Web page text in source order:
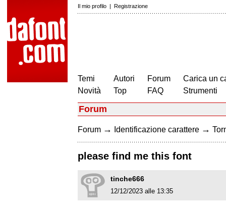
Il mio profilo | Registrazione
Temi
Novità
Autori
Top
Forum
FAQ
Carica un
Strumenti
Forum
Forum → Identificazione carattere →
please find me this font
tinche666
12/12/2023 alle 13:35